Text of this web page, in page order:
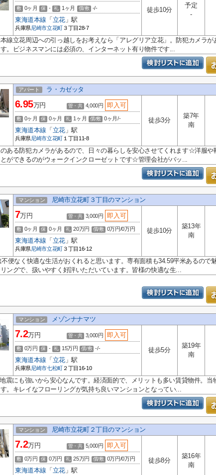
敷 0ヶ月 保 - 礼 1ヶ月 償/敷 -/-
東海道本線 「 立花」駅
兵庫県尼崎市立花町 ３丁目28-7
徒歩10分
予定
-
線立花周辺への引っ越しをお考えなら「アレグリア立花」。防犯カメラ
。ビジネスマンには必須の、インターネット有り物件です...
アパート ラ・カゼッタ
6.95万円 管・共 4,000円 即入可
敷 0ヶ月 保 0ヶ月 礼 1ヶ月 償/敷 0ヶ月/-
東海道本線 「 立花」駅
兵庫県尼崎市立花町 １丁目11-8
徒歩3分
築7年
南
ある防犯カメラがあるので、日々の暮らしを安心させてくれます☆洋服や
ができるのがウォークインクローゼットです☆管理会社がバッ...
マンション 尼崎市立花町３丁目のマンション
7万円 管・共 3,000円 即入可
敷 0ヶ月 保 0ヶ月 礼 20万円 償/敷 0万円/0万円
東海道本線 「 立花」駅
兵庫県尼崎市立花町 ３丁目16-12
徒歩10分
築13年
南
便なく快適な生活がおくれると思います。専有面積も34.59平米あるので
ングで、扱いやすく好評いただいています。皆様の快適な生...
マンション メゾンナナマツ
7.2万円 管・共 3,000円 即入可
敷 0万円 保 - 礼 15万円 償/敷 -/-
東海道本線 「 立花」駅
兵庫県尼崎市七松町 ２丁目16-10
徒歩5分
築19年
南
震にも強いから安心なんです。経済面的で、メリットも多い賃貸物件。当
。キレイなフローリングが気持ち良いマンションとなってい...
マンション 尼崎市立花町２丁目のマンション
7.2万円 管・共 5,000円 即入可
敷 0万円 保 0万円 礼 25万円 償/敷 0万円/0万円
東海道本線 「 立花」駅
徒歩8分
築16年
南